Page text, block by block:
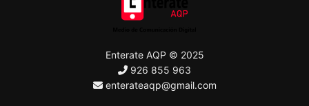
Enterate AQP © 2025
926 855 963
enterateaqp@gmail.com